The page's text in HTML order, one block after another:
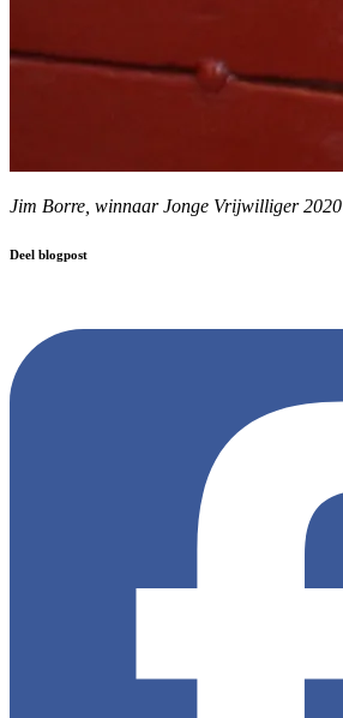
Jim Borre, winnaar Jonge Vrijwilliger 2020
Deel blogpost